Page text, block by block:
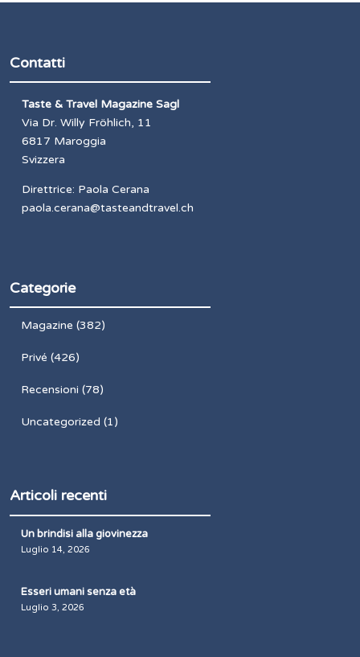
Contatti
Taste & Travel Magazine Sagl
Via Dr. Willy Fröhlich, 11
6817 Maroggia
Svizzera
Direttrice: Paola Cerana
paola.cerana@tasteandtravel.ch
Categorie
Magazine (382)
Privé (426)
Recensioni (78)
Uncategorized (1)
Articoli recenti
Un brindisi alla giovinezza
Luglio 14, 2026
Esseri umani senza età
Luglio 3, 2026